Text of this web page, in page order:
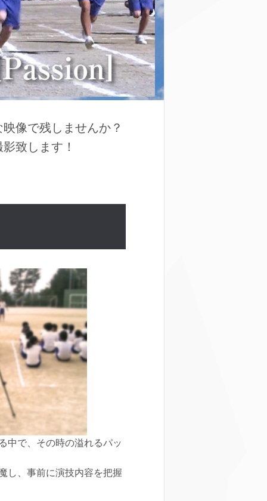
像で残しませんか？
致します！
中で、その時の溢れるパッ
し、事前に演技内容を把握